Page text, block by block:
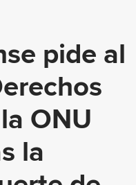
pide al
ONU
la